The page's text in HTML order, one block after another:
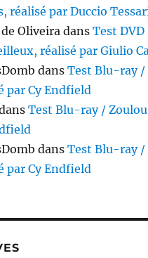
réalisé par Duccio
Oliveira dansTest
réalisé par Giulio
dansTest Blu-ray /
par Cy Endfield
Test Blu-ray /
dansTest Blu-ray /
par Cy Endfield